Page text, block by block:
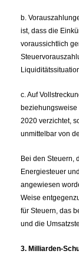
b.
ist, dass die
voraussichtlich
c. Auf
2020 verzichtet,
unmittelbar von
Bei den Steuern,
Energiesteuer
angewiesen
Weise
für Steuern, das
und die
3. Milliarden-